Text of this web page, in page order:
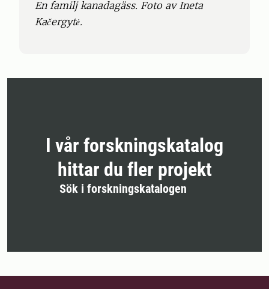
En familj kanadagäss. Foto av Ineta
Kačergytė.
I vår forskningskatalog
hittar du fler projekt
Sök i forskningskatalogen